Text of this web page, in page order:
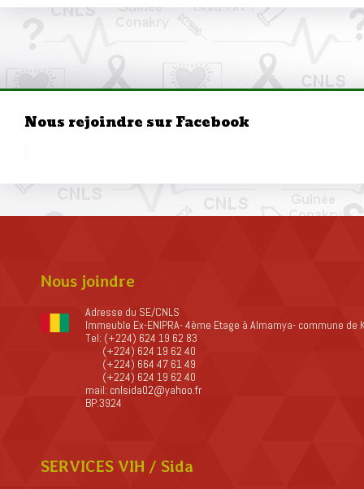
Nous rejoindre sur Facebook
Nous joindre
Adresse du SE/CNLS
Immeuble Ex-ENIPRA- 4ème Etage à Almamya- commune de
Tel: (+224) 624 19 62 83
(+224) 624 19 62 40
(+224) 664 47 61 49
(+224) 624 19 62 40
mail: cnlsida02@yahoo.fr
BP:3924
SERVICES VIH / Sida